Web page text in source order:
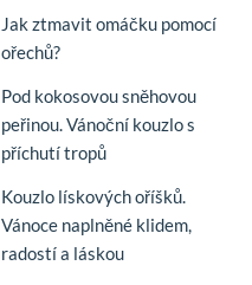
Jak ztmavit omáčku pomocí
ořechů?
Pod kokosovou sněhovou
peřinou. Vánoční kouzlo s
příchutí tropů
Kouzlo lískových oříšků.
Vánoce naplněné klidem,
radostí a láskou